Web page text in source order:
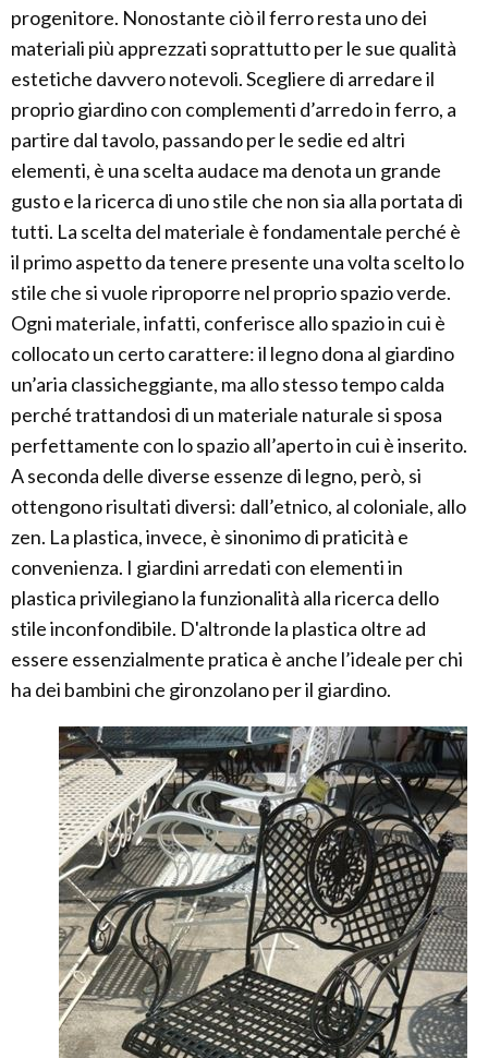
progenitore. Nonostante ciò il ferro resta uno dei
materiali più apprezzati soprattutto per le sue qualità
estetiche davvero notevoli. Scegliere di arredare il
proprio giardino con complementi d’arredo in ferro, a
partire dal tavolo, passando per le sedie ed altri
elementi, è una scelta audace ma denota un grande
gusto e la ricerca di uno stile che non sia alla portata di
tutti. La scelta del materiale è fondamentale perché è
il primo aspetto da tenere presente una volta scelto lo
stile che si vuole riproporre nel proprio spazio verde.
Ogni materiale, infatti, conferisce allo spazio in cui è
collocato un certo carattere: il legno dona al giardino
un’aria classicheggiante, ma allo stesso tempo calda
perché trattandosi di un materiale naturale si sposa
perfettamente con lo spazio all’aperto in cui è inserito.
A seconda delle diverse essenze di legno, però, si
ottengono risultati diversi: dall’etnico, al coloniale, allo
zen. La plastica, invece, è sinonimo di praticità e
convenienza. I giardini arredati con elementi in
plastica privilegiano la funzionalità alla ricerca dello
stile inconfondibile. D'altronde la plastica oltre ad
essere essenzialmente pratica è anche l’ideale per chi
ha dei bambini che gironzolano per il giardino.